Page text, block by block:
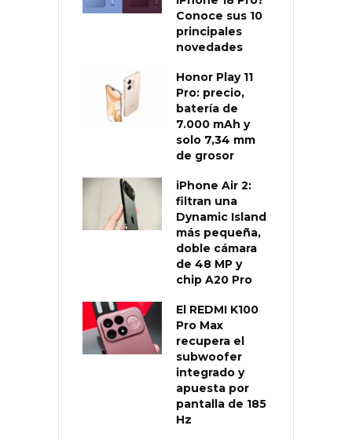
Conoce sus 10
principales
novedades
Honor Play 11
Pro: precio,
batería de
7.000 mAh y
solo 7,34 mm
de grosor
iPhone Air 2:
filtran una
Dynamic Island
más pequeña,
doble cámara
de 48 MP y
chip A20 Pro
El REDMI K100
Pro Max
recupera el
subwoofer
integrado y
apuesta por
pantalla de 185
Hz